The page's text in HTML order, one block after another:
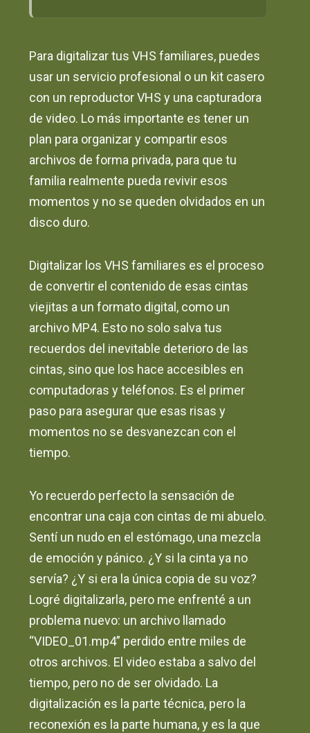
Para digitalizar tus VHS familiares, puedes
usar un servicio profesional o un kit casero
con un reproductor VHS y una capturadora
de video. Lo más importante es tener un
plan para organizar y compartir esos
archivos de forma privada, para que tu
familia realmente pueda revivir esos
momentos y no se queden olvidados en un
disco duro.
Digitalizar los VHS familiares es el proceso
de convertir el contenido de esas cintas
viejitas a un formato digital, como un
archivo MP4. Esto no solo salva tus
recuerdos del inevitable deterioro de las
cintas, sino que los hace accesibles en
computadoras y teléfonos. Es el primer
paso para asegurar que esas risas y
momentos no se desvanezcan con el
tiempo.
Yo recuerdo perfecto la sensación de
encontrar una caja con cintas de mi abuelo.
Sentí un nudo en el estómago, una mezcla
de emoción y pánico. ¿Y si la cinta ya no
servía? ¿Y si era la única copia de su voz?
Logré digitalizarla, pero me enfrenté a un
problema nuevo: un archivo llamado
“VIDEO_01.mp4” perdido entre miles de
otros archivos. El video estaba a salvo del
tiempo, pero no de ser olvidado. La
digitalización es la parte técnica, pero la
reconexión es la parte humana, y es la que